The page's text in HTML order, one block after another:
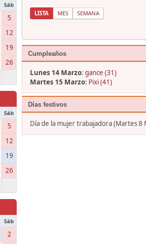
Sáb
5
12
19
26
Sáb
5
12
19
26
Sáb
2
LISTA MES SEMANA
Cumpleaños
Lunes 14 Marzo: gance (31)
Martes 15 Marzo: Pixi (41)
Días festivos
Día de la mujer trabajadora (Martes 8